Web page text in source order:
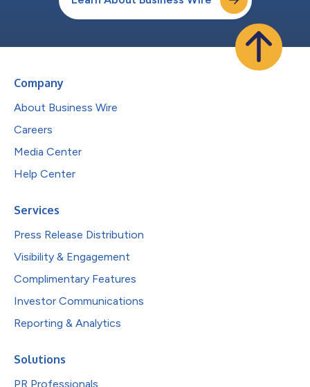
Company
About Business Wire
Careers
Media Center
Help Center
Services
Press Release Distribution
Visibility & Engagement
Complimentary Features
Investor Communications
Reporting & Analytics
Solutions
PR Professionals